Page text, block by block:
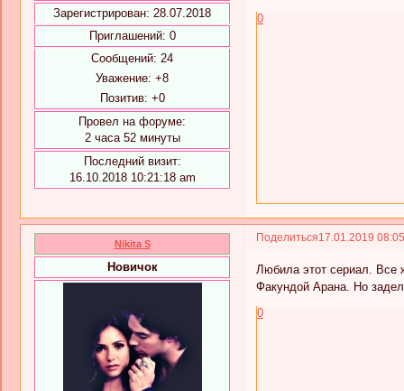
Зарегистрирован: 28.07.2018
Приглашений: 0
Сообщений: 24
Уважение: +8
Позитив: +0
Провел на форуме:
2 часа 52 минуты
Последний визит:
16.10.2018 10:21:18 am
0
Поделиться17.01.2019
Nikita S
Новичок
Любила этот сериал. Все
Факундой Арана. Но
0